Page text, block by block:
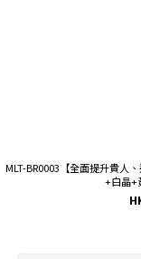
MLT-BR0003【全面提升貴人
+白晶+